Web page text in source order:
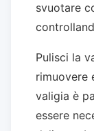
svuotare
Pulisci la
rimuovere
valigia è
essere